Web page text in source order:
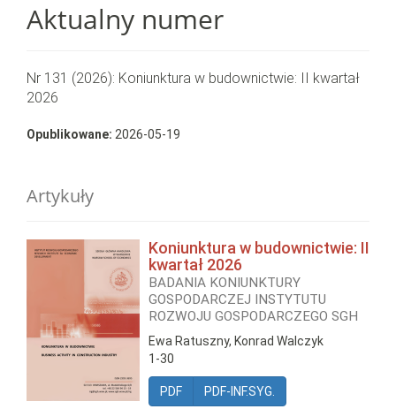
Aktualny numer
Nr 131 (2026): Koniunktura w budownictwie: II kwartał
2026
Opublikowane: 2026-05-19
Artykuły
Koniunktura w budownictwie: II
kwartał 2026
BADANIA KONIUNKTURY
GOSPODARCZEJ INSTYTUTU
ROZWOJU GOSPODARCZEGO SGH
Ewa Ratuszny, Konrad Walczyk
1-30
PDF PDF-INF.SYG.